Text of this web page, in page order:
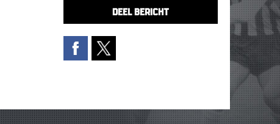
DEEL BERICHT